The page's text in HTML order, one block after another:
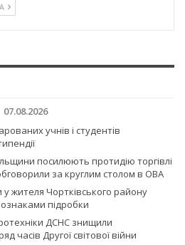
07.08.2026
учнів і студентів
посилюють протидію торгівлі
за круглим столом в ОВА
у жителя Чортківського району
підробки
ДСНС знищили
часів Другої світової війни